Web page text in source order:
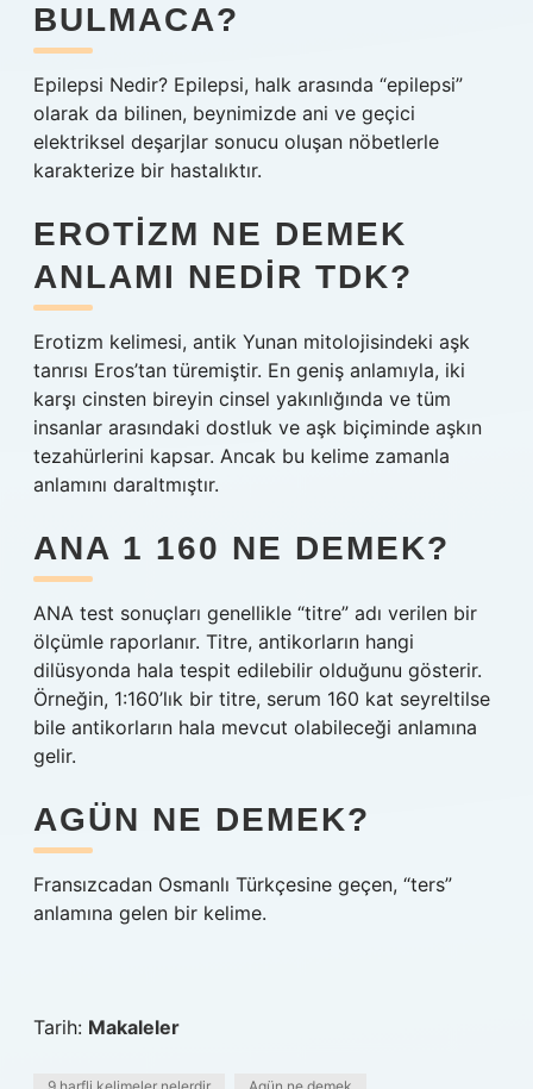
BULMACA?
Epilepsi Nedir? Epilepsi, halk arasında “epilepsi”
olarak da bilinen, beynimizde ani ve geçici
elektriksel deşarjlar sonucu oluşan nöbetlerle
karakterize bir hastalıktır.
EROTIZM NE DEMEK
ANLAMI NEDIR TDK?
Erotizm kelimesi, antik Yunan mitolojisindeki aşk
tanrısı Eros’tan türemiştir. En geniş anlamıyla, iki
karşı cinsten bireyin cinsel yakınlığında ve tüm
insanlar arasındaki dostluk ve aşk biçiminde aşkın
tezahürlerini kapsar. Ancak bu kelime zamanla
anlamını daraltmıştır.
ANA 1 160 NE DEMEK?
ANA test sonuçları genellikle “titre” adı verilen bir
ölçümle raporlanır. Titre, antikorların hangi
dilüsyonda hala tespit edilebilir olduğunu gösterir.
Örneğin, 1:160’lık bir titre, serum 160 kat seyreltilse
bile antikorların hala mevcut olabileceği anlamına
gelir.
AGÜN NE DEMEK?
Fransızcadan Osmanlı Türkçesine geçen, “ters”
anlamına gelen bir kelime.
Tarih: Makaleler